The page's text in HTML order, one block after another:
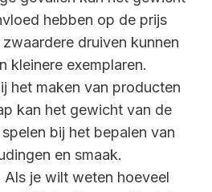
hebben op de prijs
druiven kunnen
kleinere exemplaren.
het maken van producten
kan het gewicht van de
bij het bepalen van
en smaak.
Als je wilt weten hoeveel